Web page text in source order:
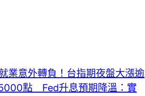
業意外轉負！台指期夜盤大漲逾
點 Fed升息預期降溫：實